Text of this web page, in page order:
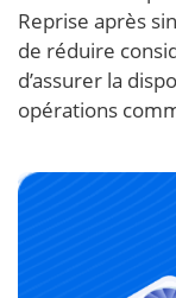
Reprise après
de réduire
d’assurer la
opérations